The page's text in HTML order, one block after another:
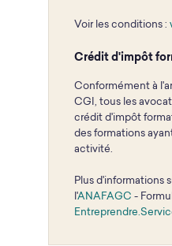
Voir les conditions :
Crédit d'impôt
Conformément à
CGI, tous les
crédit d'impôt
des formations
activité.
Plus d'informations
l'ANAFAGC -